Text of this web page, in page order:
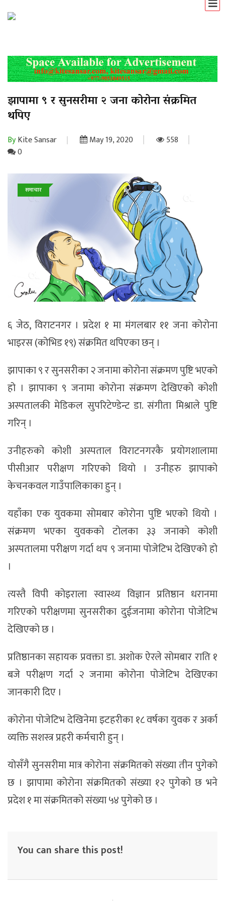
झापामा ९ र सुनसरीमा २ जना कोरोना संक्रमित
थपिए
ByKite Sansar May 19, 2020
558
0
समाचार
६ जेठ, विराटनगर । प्रदेश १ मा मंगलबार ११ जना कोरोना
भाइरस (कोभिड १९) संक्रमित थपिएका छन् ।
झापाका ९ र सुनसरीका २ जनामा कोरोना संक्रमण पुष्टि भएको
हो । झापाका ९ जनामा कोरोना संक्रमण देखिएको कोशी
अस्पतालकी मेडिकल सुपरिटेण्डेन्ट डा. संगीता मिश्राले पुष्टि
गरिन् ।
उनीहरुको कोशी अस्पताल विराटनगरकै प्रयोगशालामा
पीसीआर परीक्षण गरिएको थियो । उनीहरु झापाको
केचनकवल गाउँपालिकाका हुन् ।
यहाँका एक युवकमा सोमबार कोरोना पुष्टि भएको थियो ।
संक्रमण भएका युवकको टोलका ३३ जनाको कोशी
अस्पतालमा परीक्षण गर्दा थप ९ जनामा पोजेटिभ देखिएको हो
।
त्यस्तै विपी कोइराला स्वास्थ्य विज्ञान प्रतिष्ठान धरानमा
गरिएको परीक्षणमा सुनसरीका दुईजनामा कोरोना पोजेटिभ
देखिएको छ ।
प्रतिष्ठानका सहायक प्रवक्ता डा. अशोक ऐरले सोमबार राति १
बजे परीक्षण गर्दा २ जनामा कोरोना पोजेटिभ देखिएका
जानकारी दिए ।
कोरोना पोजेटिभ देखिनेमा इटहरीका १८ वर्षका युवक र अर्का
व्यक्ति सशस्त्र प्रहरी कर्मचारी हुन् ।
योसँगै सुनसरीमा मात्र कोरोना संक्रमितको संख्या तीन पुगेको
छ । झापामा कोरोना संक्रमितको संख्या १२ पुगेको छ भने
प्रदेश १ मा संक्रमितको संख्या ५४ पुगेको छ ।
You can share this post!